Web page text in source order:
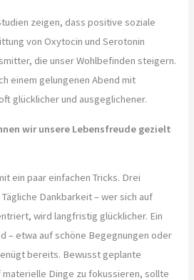
zeigen, dass positive soziale
von Oxytocin und Serotonin
die unser Wohlbefinden steigern.
einem gelungenen Abend mit
glücklicher und ausgeglichener.
wir unsere Lebensfreude gezielt
ein paar einfachen Tricks. Drei
Dankbarkeit – wer sich auf
wird langfristig glücklicher. Ein
– etwa auf schöne Begegnungen oder
bereits. Bewusst geplante
Dinge zu fokussieren, sollte